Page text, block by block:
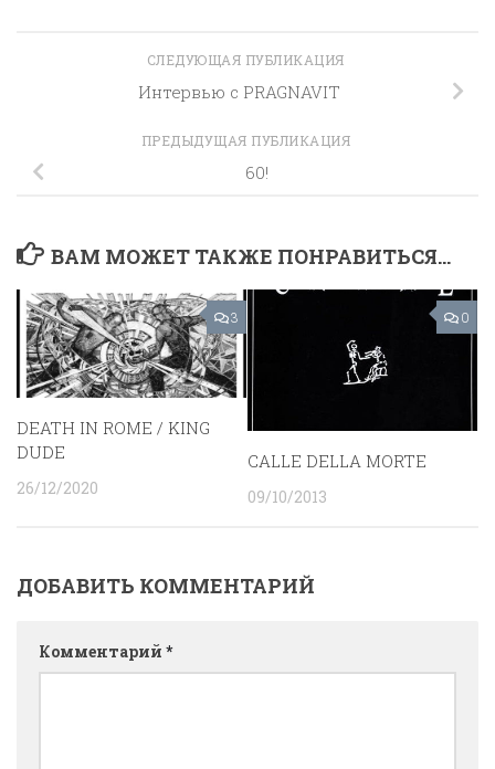
СЛЕДУЮЩАЯ ПУБЛИКАЦИЯ
Интервью с PRAGNAVIT
ПРЕДЫДУЩАЯ ПУБЛИКАЦИЯ
60!
ВАМ МОЖЕТ ТАКЖЕ ПОНРАВИТЬСЯ...
3
DEATH IN ROME / KING
DUDE
26/12/2020
0
CALLE DELLA MORTE
09/10/2013
ДОБАВИТЬ КОММЕНТАРИЙ
Комментарий *